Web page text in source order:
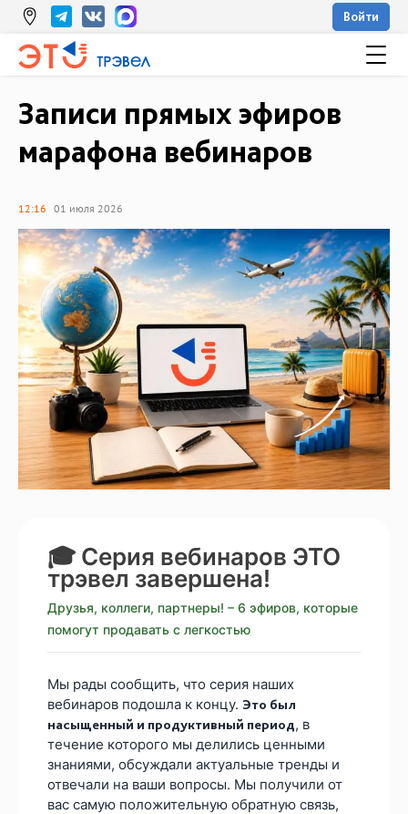
Войти
Записи прямых эфиров
марафона вебинаров
12:16 01 июля 2026
🎓 Серия вебинаров ЭТО
трэвел завершена!
Друзья, коллеги, партнеры! – 6 эфиров, которые
помогут продавать с легкостью
Мы рады сообщить, что серия наших
вебинаров подошла к концу. Это был
насыщенный и продуктивный период, в
течение которого мы делились ценными
знаниями, обсуждали актуальные тренды и
отвечали на ваши вопросы. Мы получили от
вас самую положительную обратную связь,